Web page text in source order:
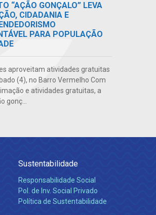
“AÇÃO GONÇALO” LEVA
CIDADANIA E
PARA POPULAÇÃO
aproveitam atividades gratuitas
(4), no Barro Vermelho Com
e atividades gratuitas, a
gonç...
Sustentabilidade
Responsabilidade Social
Pol. de Inv. Social Privado
Política de Sustentabilidade